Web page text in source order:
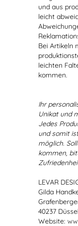
und aus
leicht
Bei Artikeln
leichten
kommen.
Ihr
Unikat und
Jedes
und somit
möglich.
kommen,
LEVAR
Gilda
40237
Website: